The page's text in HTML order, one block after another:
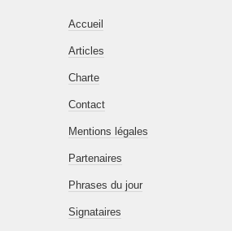
Accueil
Articles
Charte
Contact
Mentions légales
Partenaires
Phrases du jour
Signataires